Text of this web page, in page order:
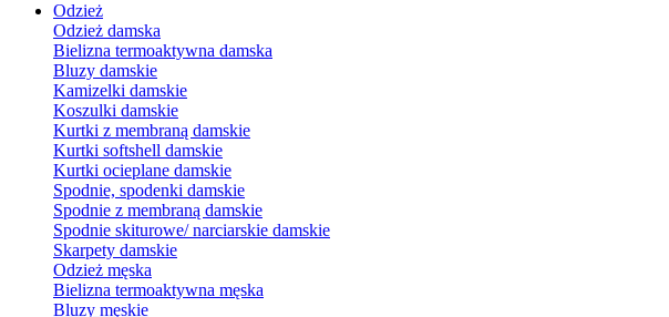
Odzież
Odzież damska
Bielizna termoaktywna damska
Bluzy damskie
Kamizelki damskie
Koszulki damskie
Kurtki z membraną damskie
Kurtki softshell damskie
Kurtki ocieplane damskie
Spodnie, spodenki damskie
Spodnie z membraną damskie
Spodnie skiturowe/ narciarskie damskie
Skarpety damskie
Odzież męska
Bielizna termoaktywna męska
Bluzy męskie